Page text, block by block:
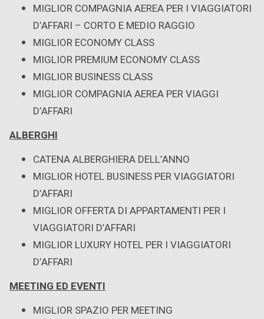
MIGLIOR COMPAGNIA AEREA PER I VIAGGIATORI
D’AFFARI – CORTO E MEDIO RAGGIO
MIGLIOR ECONOMY CLASS
MIGLIOR PREMIUM ECONOMY CLASS
MIGLIOR BUSINESS CLASS
MIGLIOR COMPAGNIA AEREA PER VIAGGI
D’AFFARI
ALBERGHI
CATENA ALBERGHIERA DELL’ANNO
MIGLIOR HOTEL BUSINESS PER VIAGGIATORI
D’AFFARI
MIGLIOR OFFERTA DI APPARTAMENTI PER I
VIAGGIATORI D’AFFARI
MIGLIOR LUXURY HOTEL PER I VIAGGIATORI
D’AFFARI
MEETING ED EVENTI
MIGLIOR SPAZIO PER MEETING